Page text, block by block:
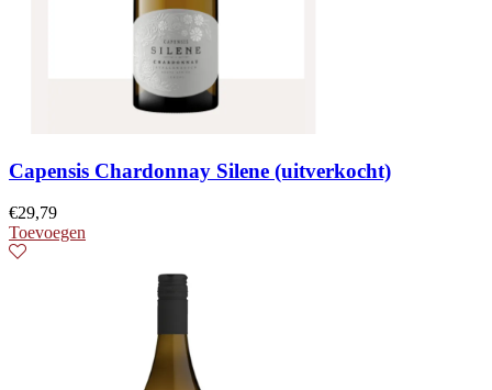
Capensis Chardonnay Silene (uitverkocht)
€29,79
Toevoegen